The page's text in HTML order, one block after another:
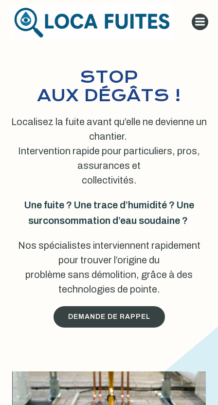
au
contenu
STOP
AUX DÉGÂTS !
Localisez la fuite avant qu’elle ne devienne un
chantier.
Intervention rapide pour particuliers, pros,
assurances et
collectivités.
Une fuite ? Une trace d’humidité ? Une
surconsommation d’eau soudaine ?
Nos spécialistes interviennent rapidement
pour trouver l’origine du
problème sans démolition, grâce à des
technologies de pointe.
DEMANDE DE RAPPEL